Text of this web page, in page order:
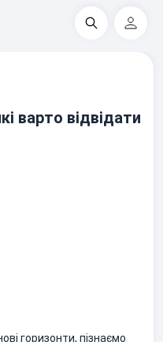
Пошук
варто відвідати
горизонти, пізнаємо